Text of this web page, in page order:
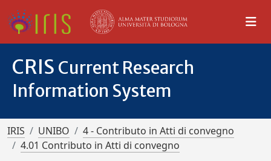
CRIS Current Research
Information System
IRIS UNIBO
4 - Contributo in Atti di convegno
4.01 Contributo in Atti di convegno